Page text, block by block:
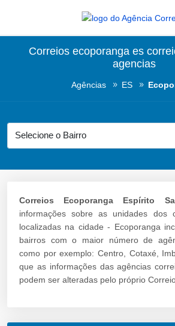
Correios ecoporanga es
agencias
Agências ES
Correios Ecoporanga Espírito
informações sobre as unidades dos
localizadas na cidade - Ecoporanga
bairros com o maior número de
como por exemplo: Centro, Cotaxé,
que as informações das agências
podem ser alteradas pelo próprio